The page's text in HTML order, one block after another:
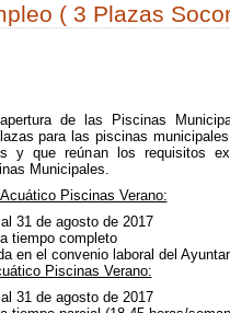
( 3 Plazas
de las Piscinas
para las piscinas
y que reúnan los requisitos
Municipales.
Piscinas Verano:
31 de agosto de 2017
tiempo completo
en el convenio laboral del
Piscinas Verano:
31 de agosto de 2017